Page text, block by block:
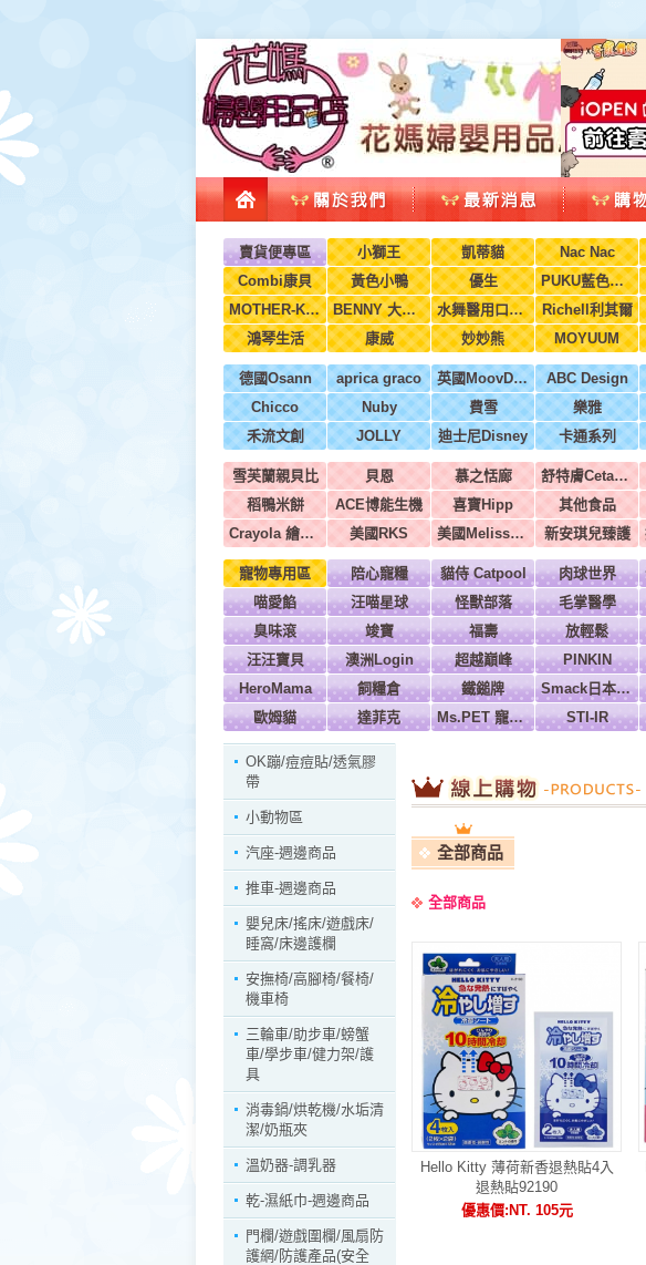
賣貨便專區 小獅王 凱蒂貓 Nac Nac
Combi康貝
黃色小鴨 優生 PUKU藍色企鵝
MOTHER-K韓國
BENNY 大翔服裝 水舞醫用口罩(兒童，成人) Richell利其爾
鴻琴生活
康威 妙妙熊 MOYUUM
德國Osann aprica graco 英國MoovDesign ABC Design
Chicco
Nuby 費雪 樂雅
禾流文創
JOLLY 迪士尼Disney 卡通系列
雪芙蘭親貝比 貝恩 慕之恬廊 舒特膚Cetaphil
稻鴨米餅
ACE博能生機 喜寶Hipp 其他食品
Crayola 繪兒樂
美國RKS 美國Melissa & Doug 新安琪兒臻護
寵物專用區 陪心寵糧 貓侍 Catpool 肉球世界
喵愛餡
汪喵星球 怪獸部落 毛掌醫學
臭味滾
竣寶 福壽 放輕鬆
汪汪寶貝
澳洲Login 超越巔峰 PINKIN
HeroMama
飼糧倉 鐵鎚牌 Smack日本正宗
歐姆貓
達菲克 Ms.PET 寵物小姐 STI-IR
OK蹦/痘痘貼/透氣膠
帶
小動物區
汽座-週邊商品
推車-週邊商品
嬰兒床/搖床/遊戲床/
睡窩/床邊護欄
安撫椅/高腳椅/餐椅/
機車椅
三輪車/助步車/螃蟹
車/學步車/健力架/護
具
消毒鍋/烘乾機/水垢清
潔/奶瓶夾
溫奶器-調乳器
乾-濕紙巾-週邊商品
門欄/遊戲圍欄/風扇防
護網/防護產品(安全
全部商品
全部商品
Hello Kitty 薄荷新香退熱貼4入
退熱貼92190
優惠價:NT. 105元